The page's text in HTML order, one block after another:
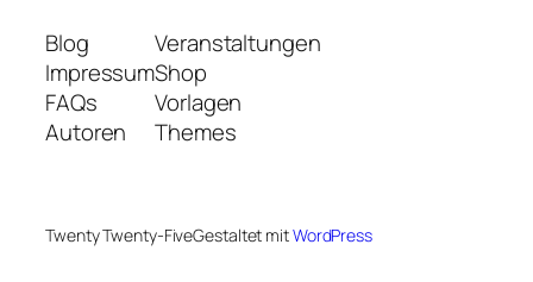
Blog
Impressum
FAQs
Autoren
Veranstaltungen
Shop
Vorlagen
Themes
Twenty Twenty-FiveGestaltet mitWordPress